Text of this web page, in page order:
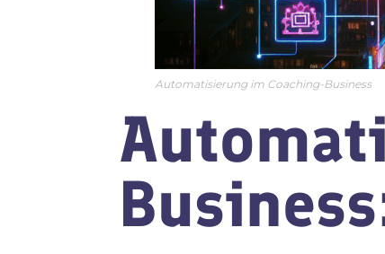
Automatisierung im Coaching-Business